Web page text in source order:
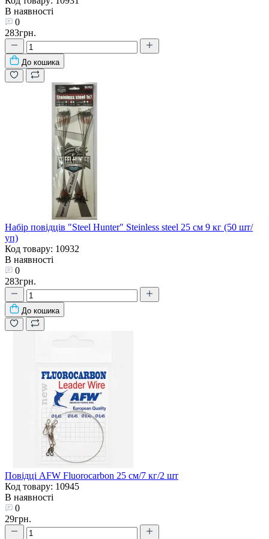
В наявності
0
283грн.
До кошика
Набір повідців "Steel Hunter" Steinless steel 25 см 9 кг (50 шт/
уп)
Код товару: 10932
В наявності
0
283грн.
До кошика
Повідці AFW Fluorocarbon 25 см/7 кг/2 шт
Код товару: 10945
В наявності
0
29грн.